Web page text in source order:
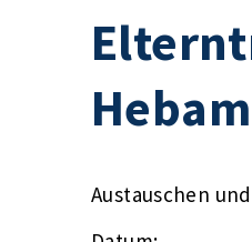
Austauschen